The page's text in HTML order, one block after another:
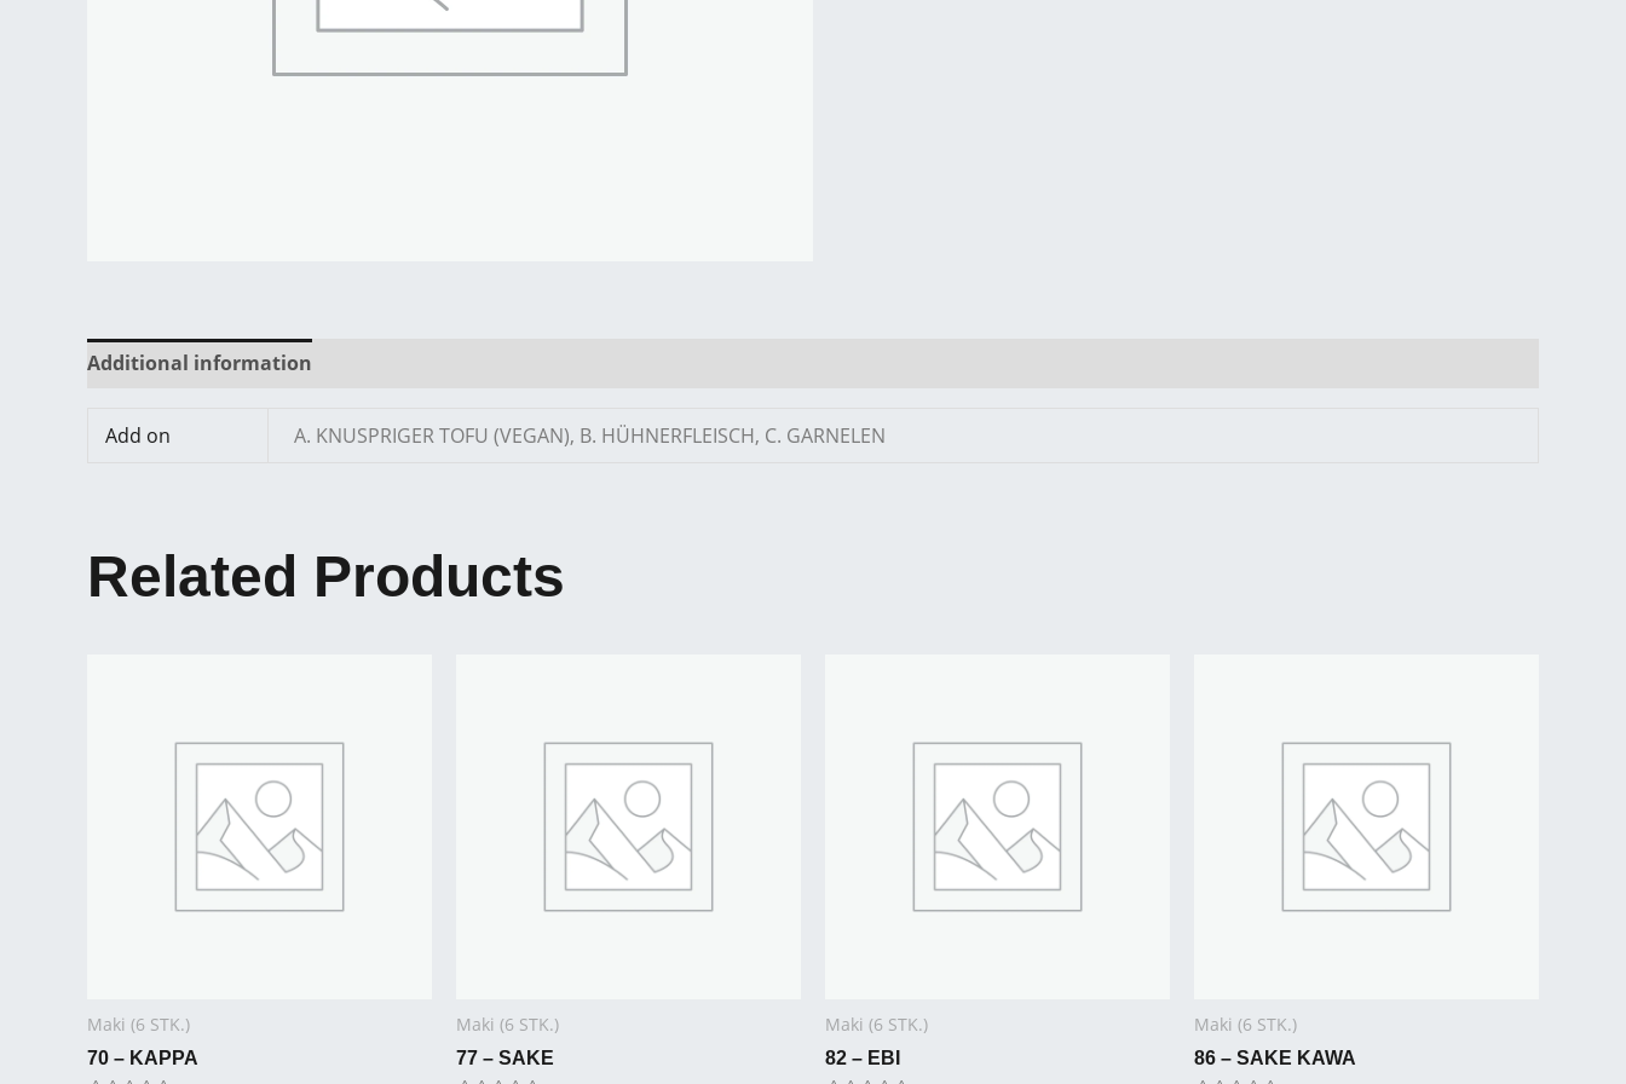
Additional information
Add on A. KNUSPRIGER TOFU (VEGAN), B. HÜHNERFLEISCH, C. GARNELEN
Related Products
Maki (6 STK.)
70 – KAPPA
Maki (6 STK.)
77 – SAKE
Maki (6 STK.)
82 – EBI
Maki (6 STK.)
86 – SAKE KAWA